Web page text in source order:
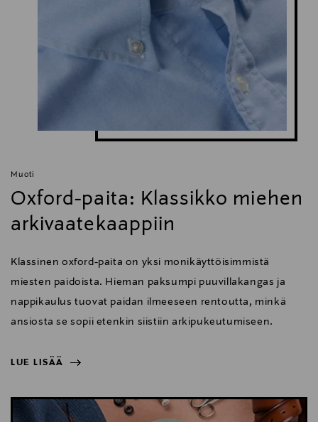
Muoti
Oxford-paita: Klassikko miehen
arkivaatekaappiin
Klassinen oxford-paita on yksi monikäyttöisimmistä
miesten paidoista. Hieman paksumpi puuvillakangas ja
nappikaulus tuovat paidan ilmeeseen rentoutta, minkä
ansiosta se sopii etenkin siistiin arkipukeutumiseen.
LUE LISÄÄ
LUE LISÄÄ